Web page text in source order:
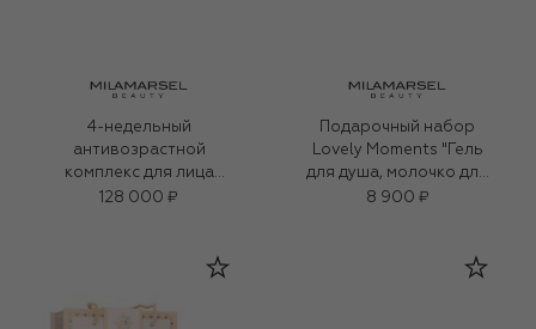
4-недельный
антивозрастной
комплекс для лица
(4x10ml)
128 000 ₽
Подарочный набор
Lovely Moments "Гель
для душа, молочко для
тела" (2x250ml)
8 900 ₽